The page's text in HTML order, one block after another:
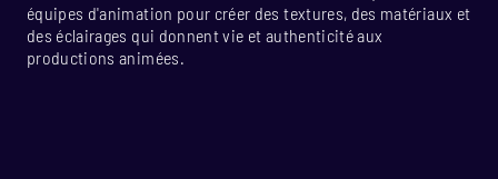
équipes d'animation pour créer des textures, des matériaux et
des éclairages qui donnent vie et authenticité aux
productions animées.